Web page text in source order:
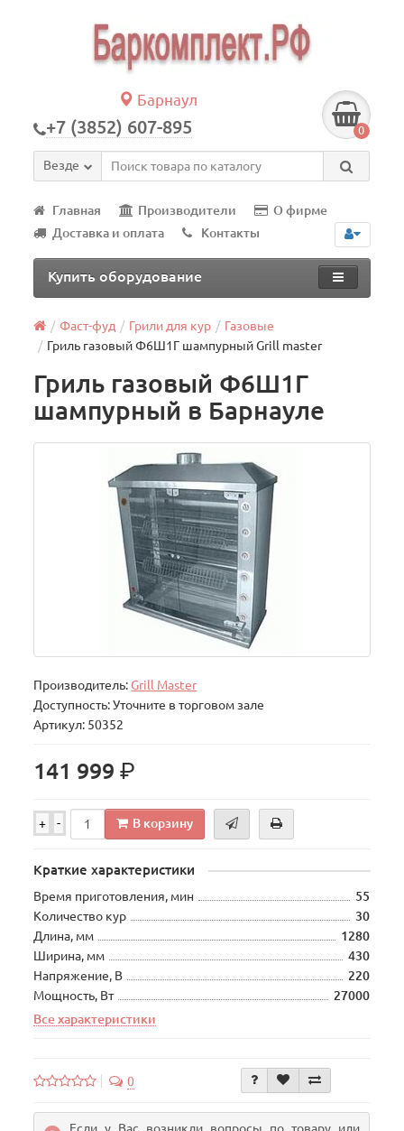
Барнаул
+7 (3852) 607-895 0
Везде
Главная Производители
О фирме
Доставка и оплата
Контакты
Купить оборудование
Фаст-фуд Грили для кур
Газовые
Гриль газовый Ф6Ш1Г шампурный Grill master
Гриль газовый Ф6Ш1Г
шампурный в Барнауле
Производитель: Grill Master
Доступность: Уточните в торговом зале
Артикул: 50352
141 999р.
+ - В корзину
Краткие характеристики
Время приготовления, мин
55
Количество кур
30
Длина, мм
1280
Ширина, мм
430
Напряжение, В
220
Мощность, Вт
27000
Все характеристики
0